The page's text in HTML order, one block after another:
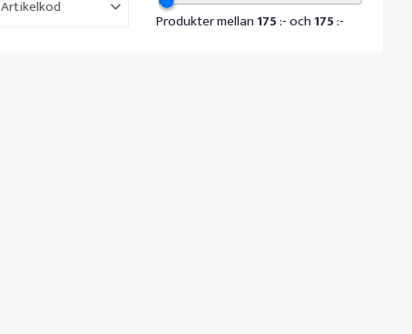
Artikelkod
Produkter mellan 175:- och 175:-